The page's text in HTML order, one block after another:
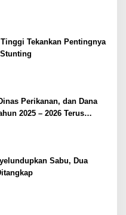
Tekankan Pentingnya
Perikanan, dan Dana
2025 – 2026 Terus
Sabu, Dua